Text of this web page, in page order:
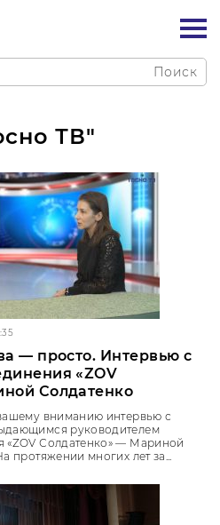
Поиск
ТВ"
— просто. Интервью с
«ZOV
Солдатенко
вниманию интервью с
руководителем
«ZOV Солдатенко» — Мариной
протяжении многих лет за...